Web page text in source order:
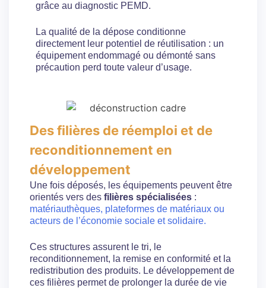
grâce au diagnostic PEMD.
La qualité de la dépose conditionne
directement leur potentiel de réutilisation : un
équipement endommagé ou démonté sans
précaution perd toute valeur d’usage.
Des filières de réemploi et de
reconditionnement en
développement
Une fois déposés, les équipements peuvent être
orientés vers des filières spécialisées :
matériauthèques, plateformes de matériaux ou
acteurs de l’économie sociale et solidaire.
Ces structures assurent le tri, le
reconditionnement, la remise en conformité et la
redistribution des produits. Le développement de
ces filières permet de prolonger la durée de vie